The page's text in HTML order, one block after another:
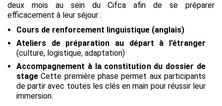
deux mois au sein du Cifca afin de se préparer
efficacement à leur séjour :
Cours de renforcement linguistique (anglais)
Ateliers de préparation au départ à l’étranger
(culture, logistique, adaptation)
Accompagnement à la constitution du dossier de
stage Cette première phase permet aux participants
de partir avec toutes les clés en main pour réussir leur
immersion.